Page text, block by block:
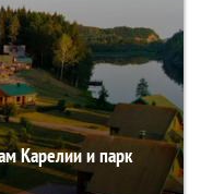
Карелии и парк